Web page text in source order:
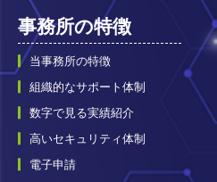
事務所の特徴
当事務所の特徴
組織的なサポート体制
数字で見る実績紹介
高いセキュリティ体制
電子申請